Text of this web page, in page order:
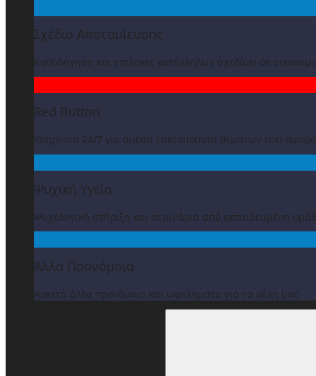
Σχέδιο Αποταμίευσης
Καθοδήγηση και επιλογές κατάλληλων σχεδίων σε
Red Button
Υπηρεσία 24/7 για άμεση τακτοποίηση θεμάτων που
Ψυχική Υγεία
Ψυχολογική στήριξη και σεμινάρια από εκπαιδευμένη
Άλλα Προνόμοια
Αρκετά άλλα προνόμοια και ωφελήματα για τα μέλη μας